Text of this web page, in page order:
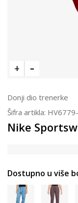
Donji dio trenerke
Šifra artikla:
Nike
Dostupno u više